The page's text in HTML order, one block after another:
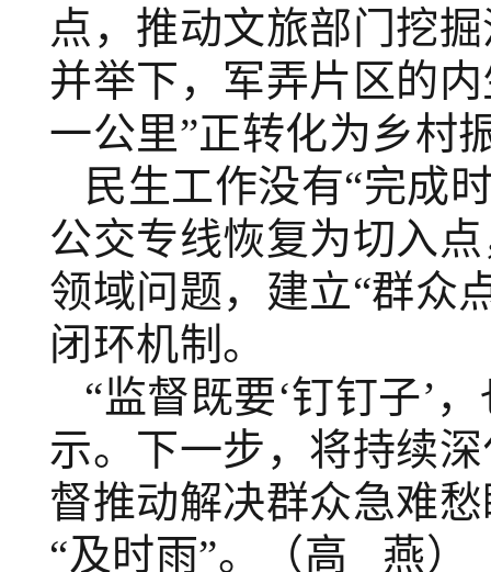
点 ， 推动文旅部门挖
并举下，军弄片区的
一公里”正转化为乡村
民生工作没有“完成
公交专线恢复为切入
领域问题，建立“群众
闭环机制。
“监督既要‘钉钉子’
示。下一步，将持续
督推动解决群众急难
“及时雨”。（高 燕）